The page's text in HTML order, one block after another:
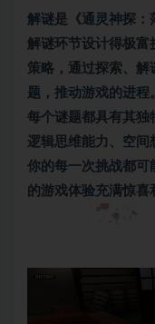
解谜是《通灵神探：
解谜环节设计得极富
策略，通过探索、解
题，推动游戏的进程
每个谜题都具有其独
逻辑思维能力、空间
你的每一次挑战都可
的游戏体验充满惊喜